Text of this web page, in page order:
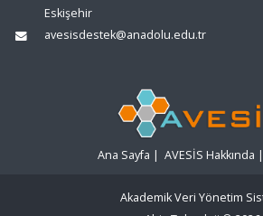
Eskişehir
avesisdestek@anadolu.edu.tr
Ana Sayfa | AVESİS Hakkında |
Akademik Veri Yönetim